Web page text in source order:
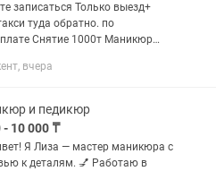
Только выезд+
туда обратно. по
1000т Маникюр
покрытие+укр. 5500
Дизайн...
вчера
и педикюр
- 10 000 ₸
Я Лиза — мастер маникюра с
к деталям. 💅 Работаю в